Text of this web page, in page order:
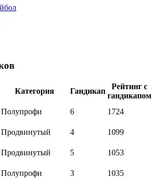
Категория Гандикап
Рейтинг с
гандикапом
Полупрофи 6 1724
Продвинутый 4 1099
Продвинутый 5 1053
Полупрофи 3 1035